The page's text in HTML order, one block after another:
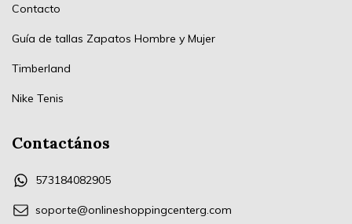
Contacto
Guía de tallas Zapatos Hombre y Mujer
Timberland
Nike Tenis
Contactános
573184082905
soporte@onlineshoppingcenterg.com